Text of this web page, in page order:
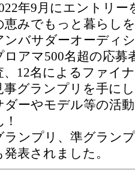
年9月にエントリ
恵みでもっと暮らし
ンバサダーオーディ
ロアマ500名超の応募
、12名によるファイ
事グランプリを手に
ダーやモデル等の活
ランプリ、準グラン
発表されました。